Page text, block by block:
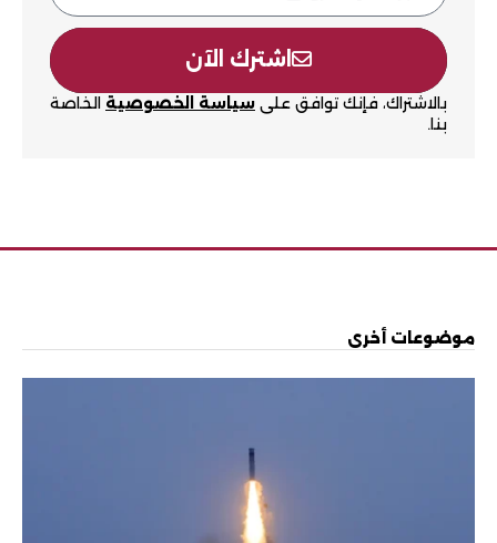
اشترك الآن
بالاشتراك، فإنك توافق على سياسة الخصوصية الخاصة
بنا.
موضوعات أخرى